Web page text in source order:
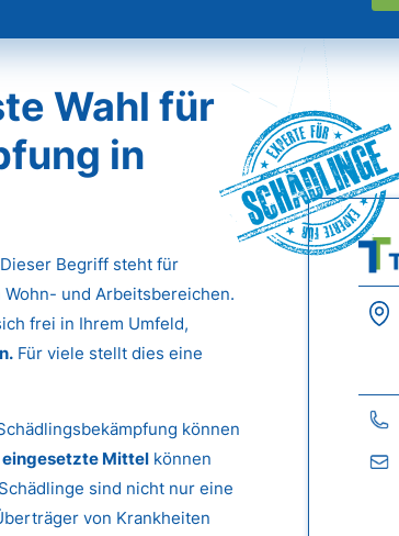
Wahl für
in
Schädlinge
Begriff steht für
und Arbeitsbereichen.
frei in Ihrem Umfeld,
Für viele stellt dies eine
können
Mittel können
Schädlinge sind nicht nur eine
von Krankheiten